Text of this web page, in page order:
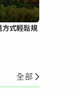
式輕鬆規
全部